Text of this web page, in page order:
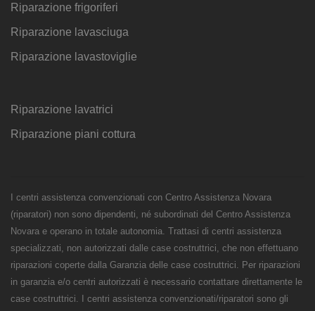
Riparazione frigoriferi
Riparazione lavasciuga
Riparazione lavastoviglie
Riparazione lavatrici
Riparazione piani cottura
I centri assistenza convenzionati con Centro Assistenza Novara
(riparatori) non sono dipendenti, né subordinati del Centro Assistenza
Novara e operano in totale autonomia. Trattasi di centri assistenza
specializzati, non autorizzati dalle case costruttrici, che non effettuano
riparazioni coperte dalla Garanzia delle case costruttrici. Per riparazioni
in garanzia e/o centri autorizzati è necessario contattare direttamente le
case costruttrici. I centri assistenza convenzionati/riparatori sono gli